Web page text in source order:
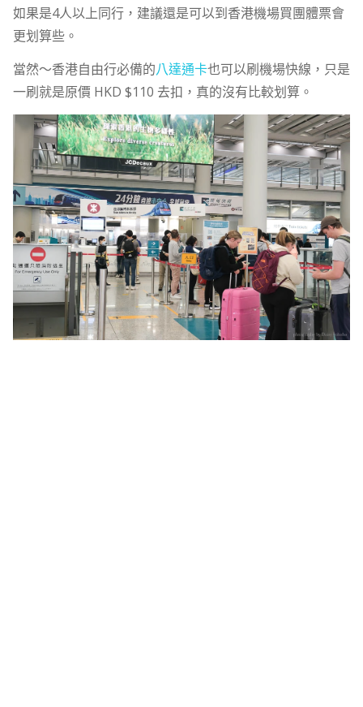
如果是4人以上同行，建議還是可以到香港機場買團體票會
更划算些。
當然～香港自由行必備的八達通卡也可以刷機場快線，只是
一刷就是原價 HKD $110 去扣，真的沒有比較划算。